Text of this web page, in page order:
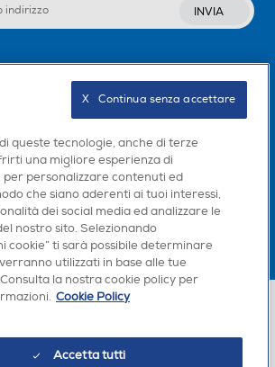
INVIA
app
legale Via Montefeltro, 6/a 20156 Milano
queste tecnologie, anche di terze
una migliore esperienza di
per personalizzare contenuti ed
che siano aderenti ai tuoi interessi,
dei social media ed analizzare le
nostro sito. Selezionando
cookie” ti sarà possibile determinare
utilizzati in base alle tue
la nostra cookie policy per
Cookie Policy
Accetta tutti
X   Continua senza accettare